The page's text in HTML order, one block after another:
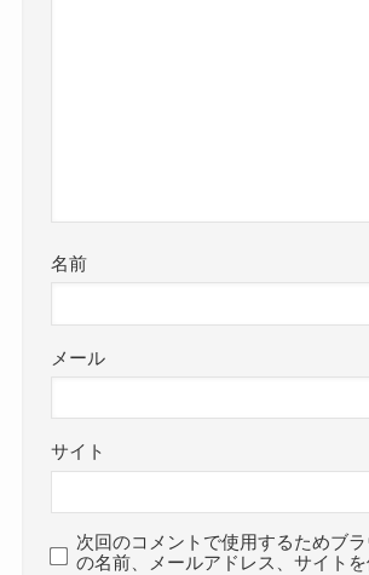
名前
メール
サイト
次回のコメントで使用するためブ
の名前、メールアドレス、サイトを